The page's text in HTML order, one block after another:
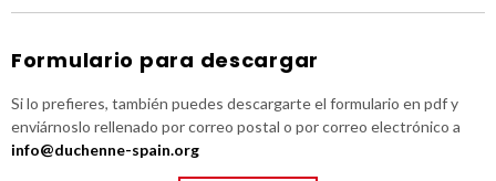
Formulario para descargar
Si lo prefieres, también puedes descargarte el formulario en pdf y
enviárnoslo rellenado por correo postal o por correo electrónico a
info@duchenne-spain.org